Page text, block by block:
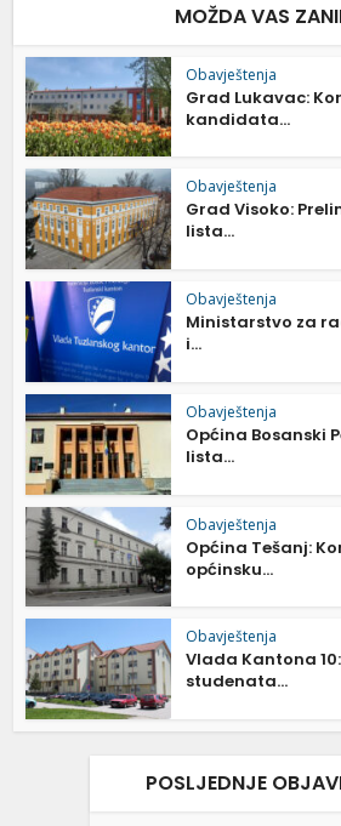
MOŽDA VAS
Obavještenja
Grad Lukavac:
kandidata...
Obavještenja
Grad Visoko:
lista...
Obavještenja
Ministarstvo za
i...
Obavještenja
Općina Bosanski
lista...
Obavještenja
Općina Tešanj:
općinsku...
Obavještenja
Vlada Kantona
studenata...
POSLJEDNJE